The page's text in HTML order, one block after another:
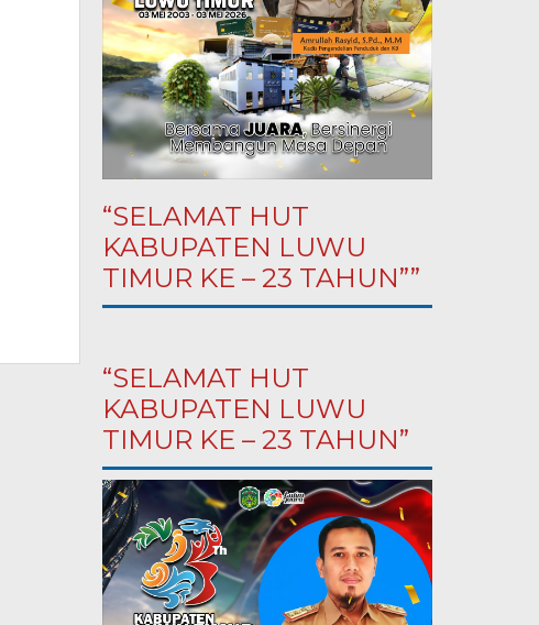
“SELAMAT HUT
KABUPATEN LUWU
TIMUR KE – 23 TAHUN””
“SELAMAT HUT
KABUPATEN LUWU
TIMUR KE – 23 TAHUN”